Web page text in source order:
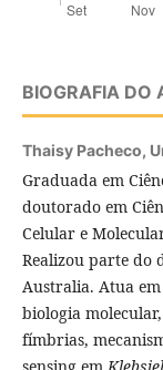
BIOGRAFIA DO
Thaisy Pacheco,
Graduada em
doutorado em
Celular e
Realizou parte do
Australia. Atua
biologia
fímbrias,
sensing em